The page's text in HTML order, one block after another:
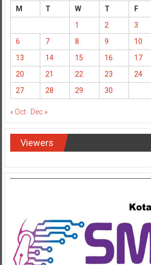
M
T W T F
1
2 3
6
7 8 9 10
13
14 15 16 17
20
21 22 23 24
27
28 29 30
« Oct Dec »
Viewers